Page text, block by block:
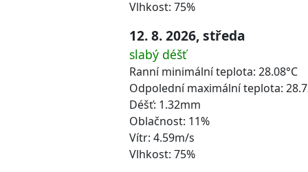
Vlhkost: 75%
12. 8. 2026, středa
slabý déšť
Ranní minimální teplota: 28.08°C
Odpolední maximální teplota:
Déšť: 1.32mm
Oblačnost: 11%
Vítr: 4.59m/s
Vlhkost: 75%